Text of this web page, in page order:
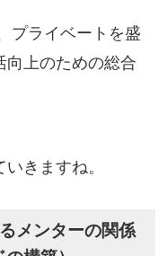
プライベートを盛
向上のための総合
きますね。
メンターの関係